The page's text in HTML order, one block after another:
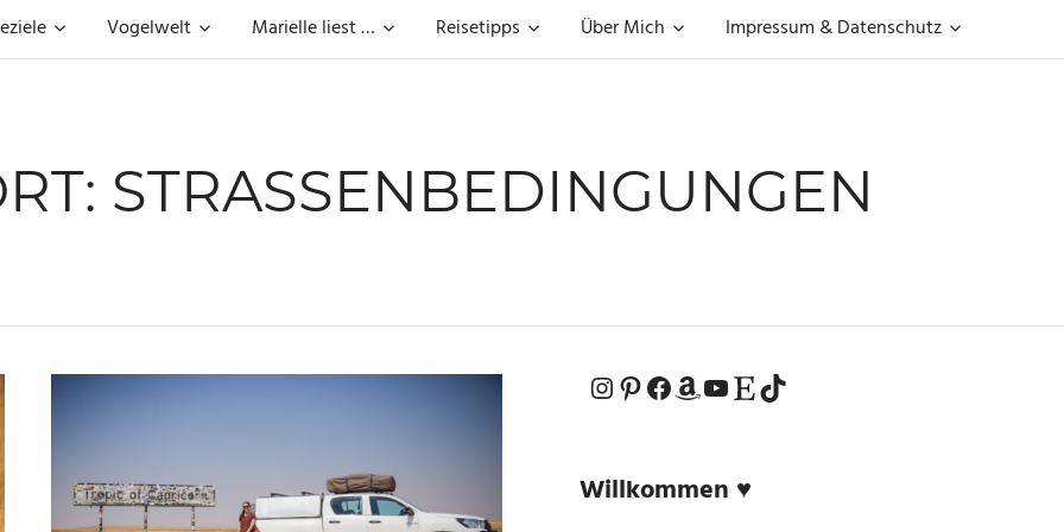
Vogelwelt Marielle liest … Reisetipps Über Mich Impressum & Datenschutz
STRASSENBEDINGUNGEN
Instagram
Pinterest
Facebook
Amazon
YouTube
Etsy-ShopTikTok
Willkommen ♥